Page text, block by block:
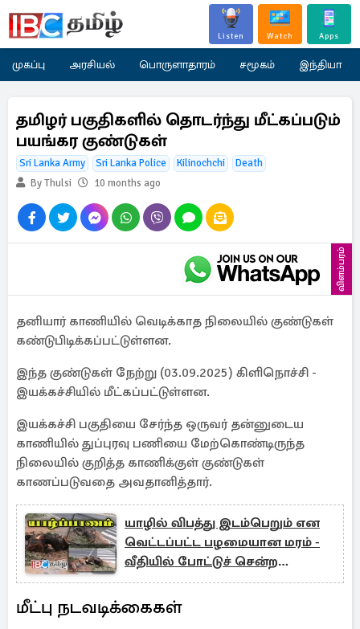
Listen Watch Apps
முகப்பு அரசியல் பொருளாதாரம் சமூகம் இந்தியா
தமிழர் பகுதிகளில் தொடர்ந்து மீட்கப்படும்
பயங்கர குண்டுகள்
Sri Lanka Army Sri Lanka Police Kilinochchi
Death
By Thulsi
10 months ago
விளம்பரம்
தனியார் காணியில் வெடிக்காத நிலையில் குண்டுகள்
கண்டுபிடிக்கப்பட்டுள்ளன.
இந்த குண்டுகள் நேற்று (03.09.2025) கிளிநொச்சி -
இயக்கச்சியில் மீட்கப்பட்டுள்ளன.
இயக்கச்சி பகுதியை சேர்ந்த ஒருவர் தன்னுடைய
காணியில் துப்புரவு பணியை மேற்கொண்டிருந்த
நிலையில் குறித்த காணிக்குள் குண்டுகள்
காணப்படுவதை அவதானித்தார்.
யாழில் விபத்து இடம்பெறும் என
வெட்டப்பட்ட பழமையான மரம் -
வீதியில் போட்டுச் சென்ற
அதிகாரிகள்
மீட்பு நடவடிக்கைகள்